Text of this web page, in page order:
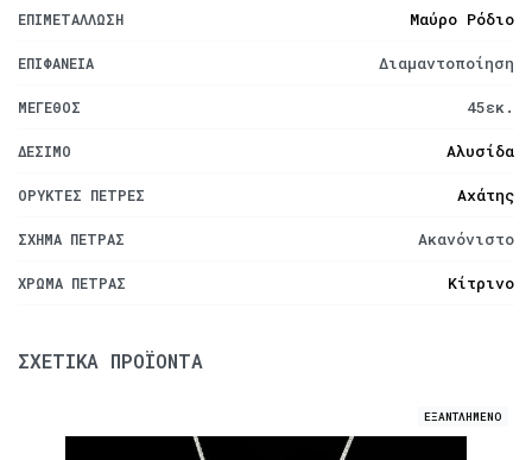
ΕΠΙΜΕΤΆΛΛΩΣΗ Μαύρο Ρόδιο
ΕΠΙΦΆΝΕΙΑ Διαμαντοποίηση
ΜΈΓΕΘΟΣ 45εκ.
ΔΈΣΙΜΟ Αλυσίδα
ΟΡΥΚΤΈΣ ΠΈΤΡΕΣ Αχάτης
ΣΧΉΜΑ ΠΈΤΡΑΣ Ακανόνιστο
ΧΡΏΜΑ ΠΈΤΡΑΣ Κίτρινο
ΣΧΕΤΙΚΆ ΠΡΟΪΌΝΤΑ
ΕΞΑΝΤΛΗΜΕΝΟ